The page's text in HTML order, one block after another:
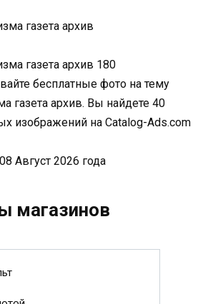
бесплатные фото на тему
газета архив. Вы найдете 40
изображений на Catalog-Ads.com
Август 2026 года
магазинов